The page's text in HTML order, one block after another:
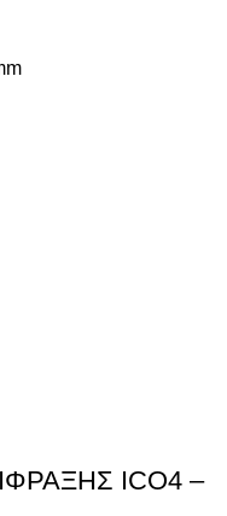
ICO4 –